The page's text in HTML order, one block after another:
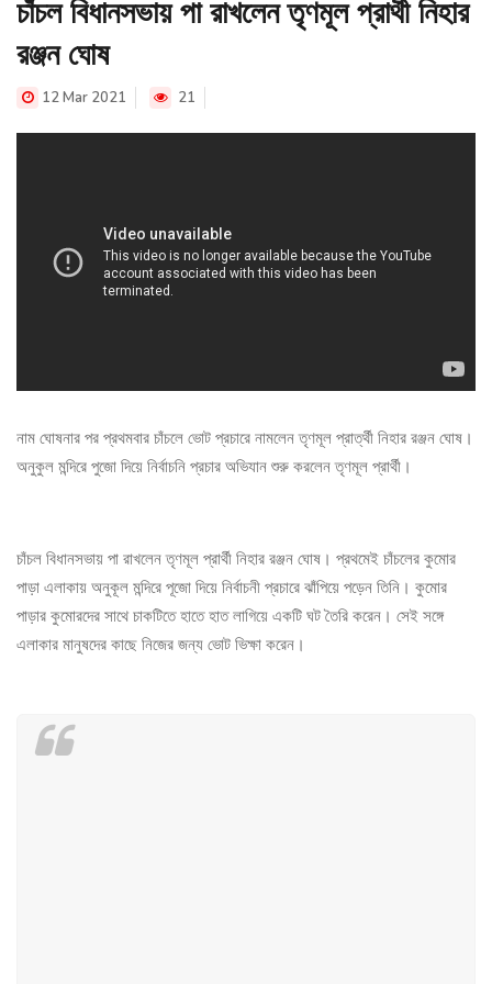
চাঁচল বিধানসভায় পা রাখলেন তৃণমূল প্রার্থী নিহার
রঞ্জন ঘোষ
12 Mar 2021 21
নাম ঘোষনার পর প্রথমবার চাঁচলে ভোট প্রচারে নামলেন তৃণমূল প্রার্ত্থী নিহার রঞ্জন ঘোষ।
অনুকুল মন্দিরে পুজো দিয়ে নির্বাচনি প্রচার অভিযান শুরু করলেন তৃণমূল প্রার্থী।
চাঁচল বিধানসভায় পা রাখলেন তৃণমূল প্রার্থী নিহার রঞ্জন ঘোষ। প্রথমেই চাঁচলের কুমোর
পাড়া এলাকায় অনুকূল মন্দিরে পূজো দিয়ে নির্বাচনী প্রচারে ঝাঁপিয়ে পড়েন তিনি। কুমোর
পাড়ার কুমোরদের সাথে চাকটিতে হাতে হাত লাগিয়ে একটি ঘট তৈরি করেন। সেই সঙ্গে
এলাকার মানুষদের কাছে নিজের জন্য ভোট ভিক্ষা করেন।